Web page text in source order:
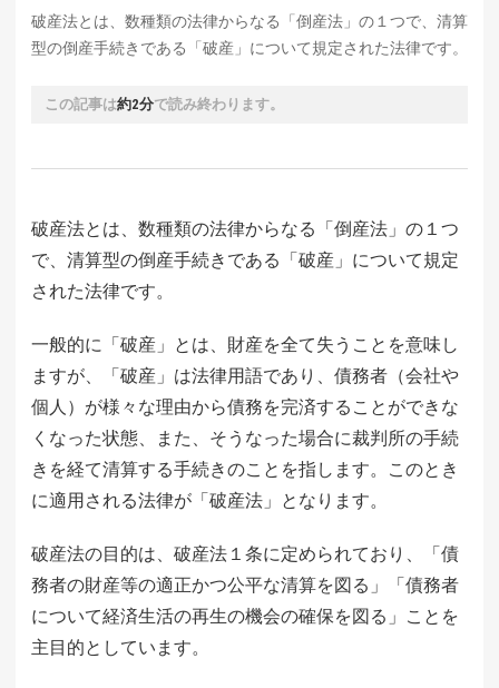
破産法とは、数種類の法律からなる「倒産法」の１つで、清算
型の倒産手続きである「破産」について規定された法律です。
この記事は約2分で読み終わります。
破産法とは、数種類の法律からなる「倒産法」の１つ
で、清算型の倒産手続きである「破産」について規定
された法律です。
一般的に「破産」とは、財産を全て失うことを意味し
ますが、「破産」は法律用語であり、債務者（会社や
個人）が様々な理由から債務を完済することができな
くなった状態、また、そうなった場合に裁判所の手続
きを経て清算する手続きのことを指します。このとき
に適用される法律が「破産法」となります。
破産法の目的は、破産法１条に定められており、「債
務者の財産等の適正かつ公平な清算を図る」「債務者
について経済生活の再生の機会の確保を図る」ことを
主目的としています。